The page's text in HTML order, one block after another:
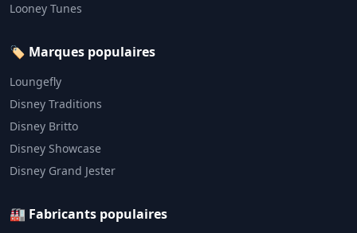
Looney Tunes
🏷️ Marques populaires
Loungefly
Disney Traditions
Disney Britto
Disney Showcase
Disney Grand Jester
🏭 Fabricants populaires